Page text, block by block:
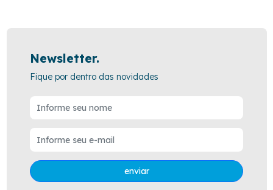
Newsletter.
Fique por dentro das novidades
enviar